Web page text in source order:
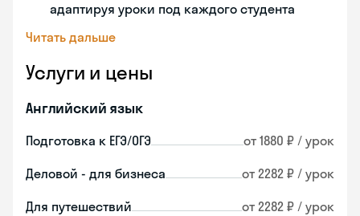
адаптируя уроки под каждого студента
Читать дальше
Услуги и цены
Английский язык
Подготовка к ЕГЭ/ОГЭ от 1880 ₽ / урок
Деловой - для бизнеса от 2282 ₽ / урок
Для путешествий от 2282 ₽ / урок